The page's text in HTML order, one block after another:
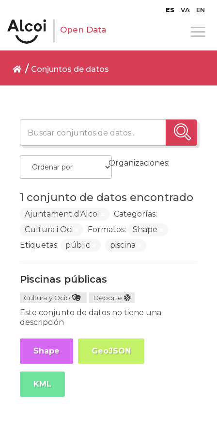
ES VA EN
Open Data
Conjuntos de datos
1 conjunto de datos encontrado
Organizaciones:
Ajuntament d'Alcoi
Categorías:
Cultura i Oci
Formatos:
Shape
Etiquetas:
públic piscina
Piscinas públicas
Cultura y Ocio Deporte
Este conjunto de datos no tiene una
descripción
Shape GeoJSON
KML